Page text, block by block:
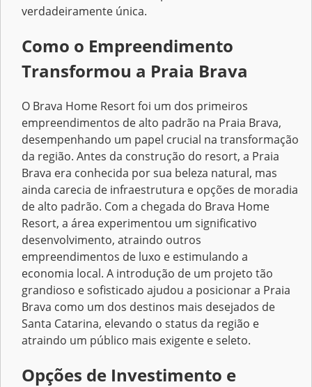
verdadeiramente única.
Como o Empreendimento
Transformou a Praia Brava
O Brava Home Resort foi um dos primeiros
empreendimentos de alto padrão na Praia Brava,
desempenhando um papel crucial na transformação
da região. Antes da construção do resort, a Praia
Brava era conhecida por sua beleza natural, mas
ainda carecia de infraestrutura e opções de moradia
de alto padrão. Com a chegada do Brava Home
Resort, a área experimentou um significativo
desenvolvimento, atraindo outros
empreendimentos de luxo e estimulando a
economia local. A introdução de um projeto tão
grandioso e sofisticado ajudou a posicionar a Praia
Brava como um dos destinos mais desejados de
Santa Catarina, elevando o status da região e
atraindo um público mais exigente e seleto.
Opções de Investimento e